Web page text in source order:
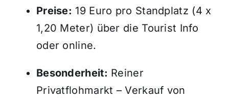
Preise: 19 Euro pro Standplatz (4 x
1,20 Meter) über die Tourist Info
oder online.
Besonderheit: Reiner
Privatflohmarkt – Verkauf von